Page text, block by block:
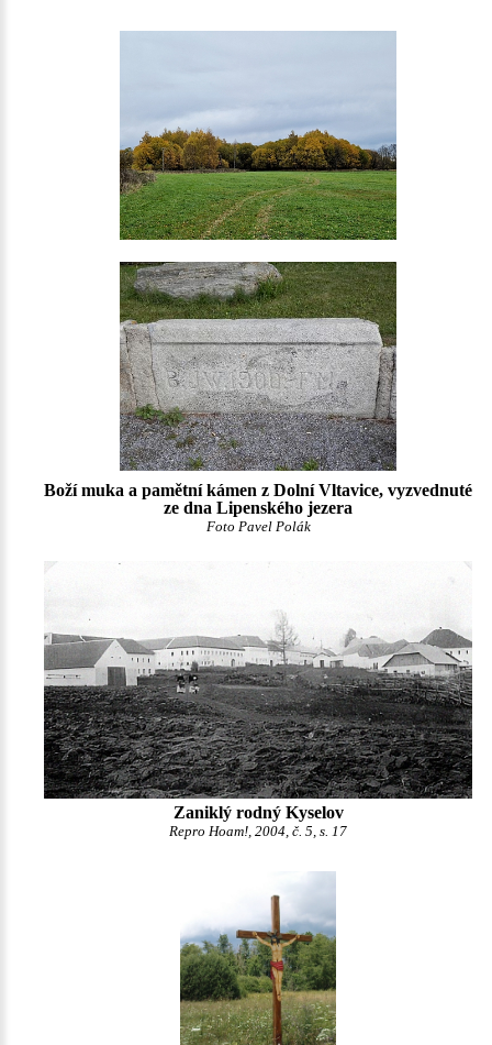
Boží muka a pamětní kámen z Dolní Vltavice, vyzvednuté
ze dna Lipenského jezera
Foto Pavel Polák
Zaniklý rodný Kyselov
Repro Hoam!, 2004, č. 5, s. 17